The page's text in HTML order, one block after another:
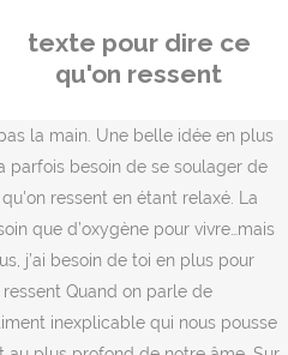
texte pour dire ce
qu'on ressent
text china, free virtual phone number to receive text indonesia, google form multiple choice with text box, he never texts me first but always replies reddit, how to save text messages from iphone to computer, if the emperor had a text to speech device, if the emperor had a text to speech device boy, if the emperor had a text to speech device custodes, if the emperor had a text to speech device gif, if the emperor had a text to speech device memes, if the emperor had a text-to-speech device, if the emperor had a text-to-speech device absolutely livid, if the emperor had a text-to-speech device boy, if the emperor had a text-to-speech device custodes, if the emperor had a text-to-speech device exterminatus, if the emperor had a text-to-speech device fanart, if the emperor had a text-to-speech device gifs, if the emperor had a text-to-speech device kitten, if the emperor had a text-to-speech device memes, if the emperor had a text-to-speech device rogal dorn, jack et le haricot magique texte illustré pdf, je t'aimerai toujours quoi qu'il arrive texte, kirchenlied gotteslob segne du maria text und noten, le tour du monde en 80 jours texte abrégé pdf, les animaux fantastiques les crimes de grindelwald - le texte du film, les différents types de textes à l'école primaire, logiciel de traduction de texte anglais français gratuit, long texte d'amour pour son copain touchant, long texte d'anniversaire pour son amoureux, long texte pour l'anniversaire de sa maman, long texte pour l'anniversaire de sa meilleure amie, love me love me say that you love me text, marraine texte pour ma filleule que j'aime, martin luther king i have a dream speech text, message mignon texte d amour pour sa copine, message mignon texte d amour pour son copain, modele de texte pour carte d'invitation mariage, modele de texte pour carte d'invitation mariage algerien, pcl xl error subsystem text error internalerror 0x50, present perfect and past simple reading text pdf, qui veut gagner de l'argent en masse texte, recover deleted text messages iphone without backup free, recueil des principaux textes relatifs à la formation profession infirmier 2017, romantic things to say to your girlfriend in a text message, run python code in sublime text 3 windows, segne du maria text und noten gotteslob 535, sublime text download for windows 7 64 bit with crack, talkatone free texts calls & phone number, text free online send and receive text messages, text martin luther king i have a dream speech, texte anniversaire 20 ans pour mon petit fils, texte anniversaire 21 ans pour ma petite fille, texte anniversaire 30 ans pour ma belle fille, texte anniversaire 30 ans pour ma petite fille, texte anniversaire 40 ans pour ma belle fille, texte anniversaire d'une grand mere a sa petite fille, texte anniversaire d'une marraine à sa filleule, texte anniversaire d'une marraine à son filleul, texte anniversaire de mariage 20 ans humoristique, texte anniversaire de mariage pour mon mari, texte anniversaire pour ma petite fille 14 ans, texte anniversaire pour ma petite fille de 12 ans, texte anniversaire pour ma petite fille de 15 ans, texte anniversaire pour ma petite fille de 17 ans, texte condoléances décès d'un collègue de travail, texte d'amitié forte pour une meilleure amie, texte d'amitié pour une collègue de travail, texte d'amour pour l'anniversaire de sa copine, texte d'amour pour lui dire qu'il me manque, texte d'amour pour lui dire que je l'aime, texte d'anniversaire 40 ans pour son fils, texte d'anniversaire pour ma maman decedee, texte d'annonce d'offre de prêt entre particulier, texte d'invitation de mariage tunisien en arabe, texte d'invitation pour remise de diplome, texte d'une marraine à sa filleule pour son anniversaire, texte d'une soeur a son frere pour mariage, texte danniversaire pour une personne qu'on aime, texte de fin d'année scolaire pour ses amis, texte déclaration des droits de l'homme et du citoyen 1789, texte faire part mariage papa et maman se marient, texte faire part mariage repas et vin d'honneur, texte félicitations 50 ans de mariage noces d'or, texte humoristique pour anniversaire de mariage 30 ans, texte humoristique pour départ à la retraite d'une collègue, texte invitation 50 ans de mariage noces d'or, texte invitation anniversaire de mariage 10 ans, texte invitation anniversaire de mariage 40 ans, texte invitation fête de fin d'année scolaire, texte pour décès d'une collègue de travail, texte pour l'anniversaire de sa grand mere, texte pour les 50 ans de mariage de mes parents, texte pour prouver son amour a son copain, texte pour quelqu'un qu'on veut pas perdre, texte pour redonner confiance à quelqu'un, texte pour sa meilleure amie pour son anniversaire, texte pour se réconcilier avec sa meilleure amie, texte pour une meilleure amie qui va partir, udo jürgens ich war noch niemals in new york text, un petit texte pour souhaiter joyeux anniversaire. J’aimerais pouvoir te dire tout ce que j’ai sur le cœur. Texte pour dire ce qu'on pense d'une person